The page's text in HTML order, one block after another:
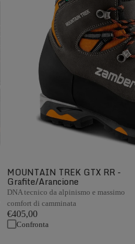
MOUNTAIN TREK GTX RR -
Grafite/Arancione
DNA tecnico da alpinismo e massimo
comfort di camminata
€405,00
Confronta